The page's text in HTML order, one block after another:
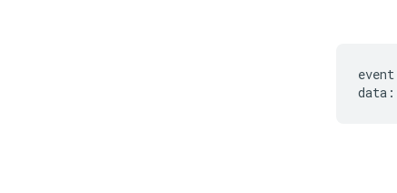
event
data :